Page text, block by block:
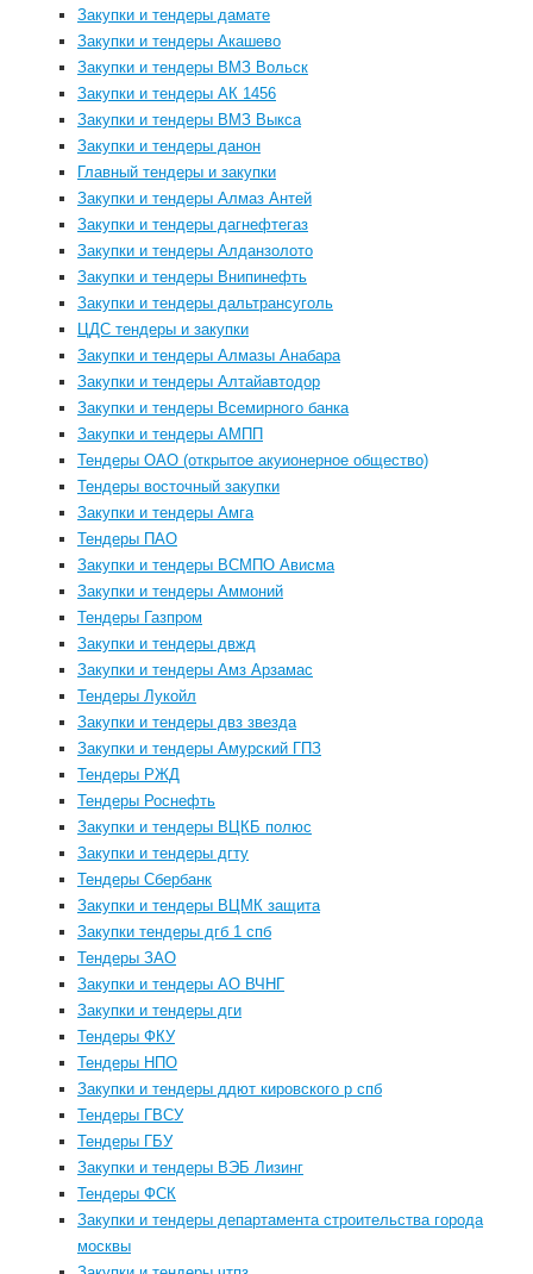
Закупки и тендеры дамате
Закупки и тендеры Акашево
Закупки и тендеры ВМЗ Вольск
Закупки и тендеры АК 1456
Закупки и тендеры ВМЗ Выкса
Закупки и тендеры данон
Главный тендеры и закупки
Закупки и тендеры Алмаз Антей
Закупки и тендеры дагнефтегаз
Закупки и тендеры Алданзолото
Закупки и тендеры Внипинефть
Закупки и тендеры дальтрансуголь
ЦДС тендеры и закупки
Закупки и тендеры Алмазы Анабара
Закупки и тендеры Алтайавтодор
Закупки и тендеры Всемирного банка
Закупки и тендеры АМПП
Тендеры ОАО (открытое акуионерное общество)
Тендеры восточный закупки
Закупки и тендеры Амга
Тендеры ПАО
Закупки и тендеры ВСМПО Ависма
Закупки и тендеры Аммоний
Тендеры Газпром
Закупки и тендеры двжд
Закупки и тендеры Амз Арзамас
Тендеры Лукойл
Закупки и тендеры двз звезда
Закупки и тендеры Амурский ГПЗ
Тендеры РЖД
Тендеры Роснефть
Закупки и тендеры ВЦКБ полюс
Закупки и тендеры дгту
Тендеры Сбербанк
Закупки и тендеры ВЦМК защита
Закупки тендеры дгб 1 спб
Тендеры ЗАО
Закупки и тендеры АО ВЧНГ
Закупки и тендеры дги
Тендеры ФКУ
Тендеры НПО
Закупки и тендеры ддют кировского р спб
Тендеры ГВСУ
Тендеры ГБУ
Закупки и тендеры ВЭБ Лизинг
Тендеры ФСК
Закупки и тендеры департамента строительства города
москвы